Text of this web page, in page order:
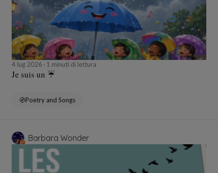
4 lug 2026 1 minuti di lettura
Je suis un ☔️
Poetry and Songs
Barbara Wonder